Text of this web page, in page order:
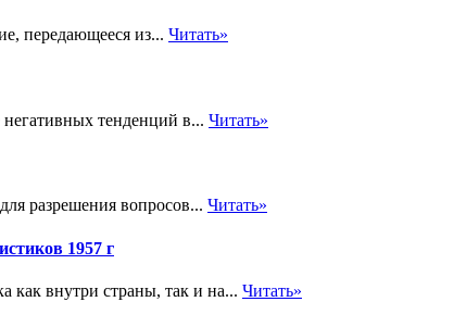
передающееся из... Читать»
тенденций в... Читать»
разрешения вопросов... Читать»
1957 г
как внутри страны, так и на... Читать»